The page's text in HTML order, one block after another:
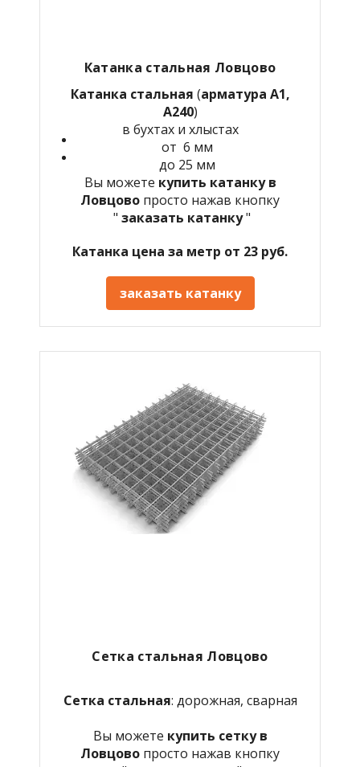
Катанка стальная Ловцово
Катанка стальная (арматура А1,
А240)
в бухтах и хлыстах
от 6 мм
до 25 мм
Вы можете купить катанку в
Ловцово просто нажав кнопку
" заказать катанку"
Катанка цена за метр от 23 руб.
заказать катанку
Сетка стальная Ловцово
Сетка стальная: дорожная, сварная
Вы можете купить сетку в
Ловцово просто нажав кнопку